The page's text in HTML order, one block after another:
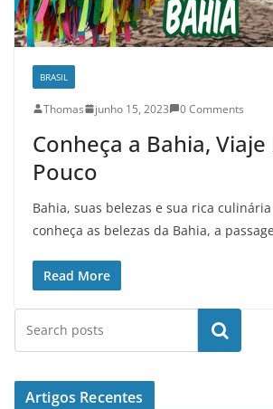
BRASIL
Thomas junho 15, 2023 0 Comments
Conheça a Bahia,
Pouco
Bahia, suas belezas e sua rica
conheça as belezas da Bahia, a
Read More
Pesquisar
Artigos Recentes